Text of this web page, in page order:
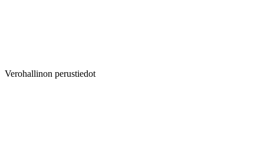
Verohallinon perustiedot